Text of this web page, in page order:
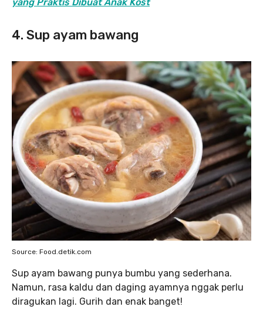
4. Sup ayam bawang
Source: Food.detik.com
Sup ayam bawang punya bumbu yang sederhana.
Namun, rasa kaldu dan daging ayamnya nggak perlu
diragukan lagi. Gurih dan enak banget!